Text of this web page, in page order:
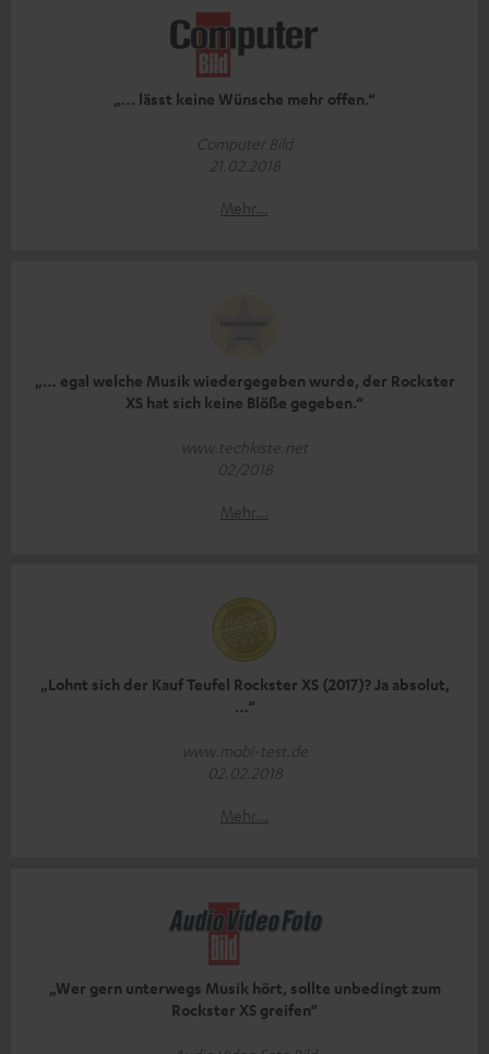
„… lässt keine Wünsche mehr offen.“
Computer Bild
21.02.2018
Mehr...
„… egal welche Musik wiedergegeben wurde, der Rockster
XS hat sich keine Blöße gegeben.“
www.techkiste.net
02/2018
Mehr...
„Lohnt sich der Kauf Teufel Rockster XS (2017)? Ja absolut,
…“
www.mobi-test.de
02.02.2018
Mehr...
„Wer gern unterwegs Musik hört, sollte unbedingt zum
Rockster XS greifen“